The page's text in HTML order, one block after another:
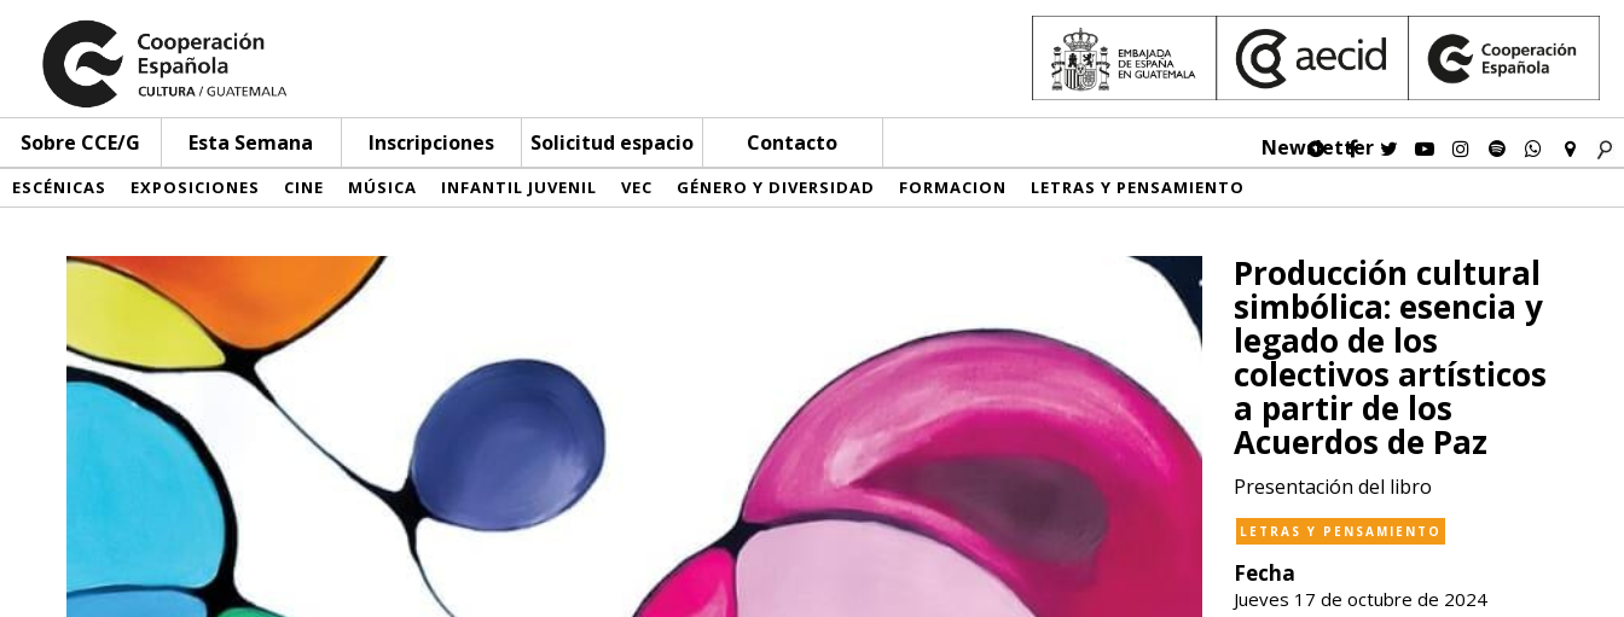
Sobre CCE/G Esta Semana Inscripciones Solicitud espacio Contacto Newsletter
ESCÉNICAS EXPOSICIONES CINE MÚSICA INFANTIL JUVENIL VEC GÉNERO Y DIVERSIDAD FORMACION LETRAS Y PENSAMIENTO
Producción cultural
simbólica: esencia y
legado de los
colectivos artísticos
a partir de los
Acuerdos de Paz
Presentación del libro
LETRAS Y PENSAMIENTO
Fecha
Jueves 17 de octubre de 2024